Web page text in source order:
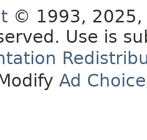
© 1993,
Use is
Ad